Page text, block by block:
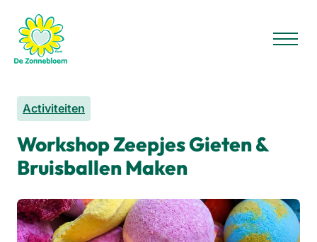
Activiteiten
Workshop Zeepjes Gieten &
Bruisballen Maken